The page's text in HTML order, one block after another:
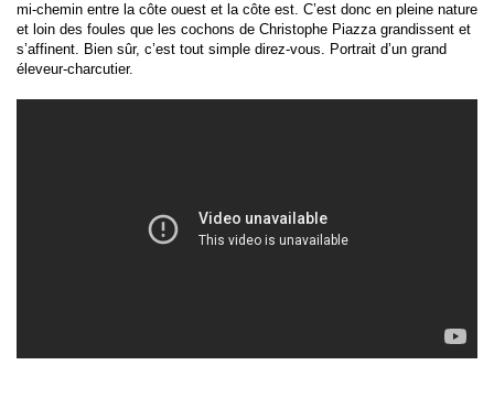
mi-chemin entre la côte ouest et la côte est. C’est donc en pleine nature
et loin des foules que les cochons de Christophe Piazza grandissent et
s’affinent. Bien sûr, c’est tout simple direz-vous. Portrait d’un grand
éleveur-charcutier.